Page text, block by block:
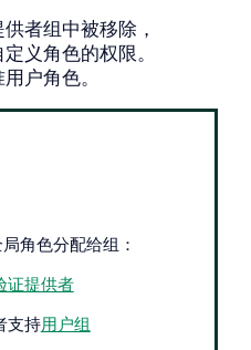
者组中被移除，
义角色的权限。
户角色。
角色分配给组：
证提供者
支持用户组